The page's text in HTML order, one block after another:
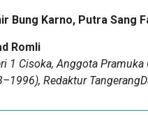
Bung Karno, Putra Sang
Romli
1 Cisoka, Anggota
Redaktur